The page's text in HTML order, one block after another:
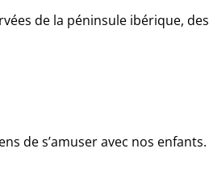
de la péninsule ibérique, des
de s’amuser avec nos enfants.